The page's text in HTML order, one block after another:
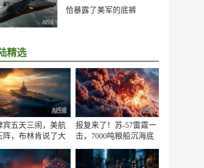
恰暴露了美军的底裤
精选
宾五天三闹，美航
阵，布林肯说了大
报复来了！苏-57雷霆一
击，7000吨粮船沉海底